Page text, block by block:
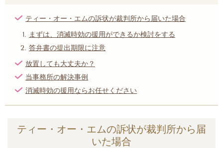
ティー・オー・エムの訴状が裁判所から届いた場合
まずは、消滅時効の援用ができるか検討をする
答弁書の提出期限に注意
放置しても大丈夫か？
当事務所の解決事例
消滅時効の援用ならお任せください
ティー・オー・エムの訴状が裁判所から届
いた場合